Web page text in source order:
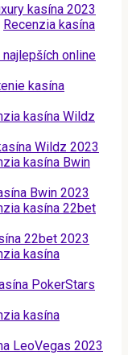
kasína 2023
Recenzia kasína
najlepších online
kasína
kasína Wildz
Wildz 2023
kasína Bwin
Bwin 2023
kasína 22bet
22bet 2023
kasína
PokerStars
kasína
LeoVegas 2023